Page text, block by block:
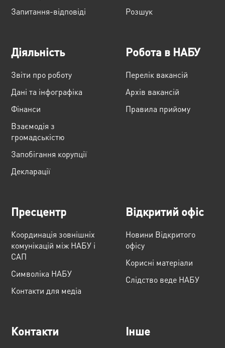
Запитання-відповіді
Розшук
Діяльність
Звіти про роботу
Дані та інфографіка
Фінанси
Взаємодія з
громадськістю
Запобігання корупції
Декларації
Робота в НАБУ
Перелік вакансій
Архів вакансій
Правила прийому
Пресцентр
Координація зовнішніх
комунікацій між НАБУ і
САП
Cимволіка НАБУ
Контакти для медіа
Відкритий офіс
Новини Відкритого
офісу
Корисні матеріали
Слідство веде НАБУ
Контакти Інше